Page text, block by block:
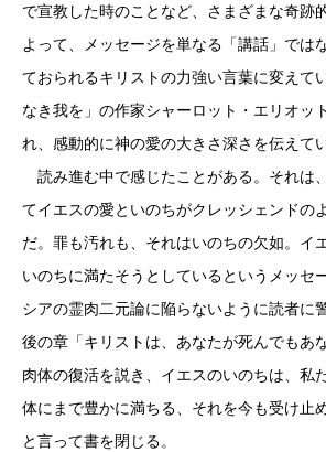
で宣教した時のことなど、さまざまな奇跡
よって、メッセージを単なる「講話」では
ておられるキリストの力強い言葉に変えて
なき我を」の作家シャーロット・エリオッ
れ、感動的に神の愛の大きさ深さを伝えてい
読み進む中で感じたことがある。それは
てイエスの愛といのちがクレッシェンドの
だ。罪も汚れも、それはいのちの欠如。イ
いのちに満たそうとしているというメッセ
シアの霊肉二元論に陥らないように読者に
後の章「キリストは、あなたが死んでもあ
肉体の復活を説き、イエスのいのちは、私
体にまで豊かに満ちる、それを今も受け止
と言って書を閉じる。